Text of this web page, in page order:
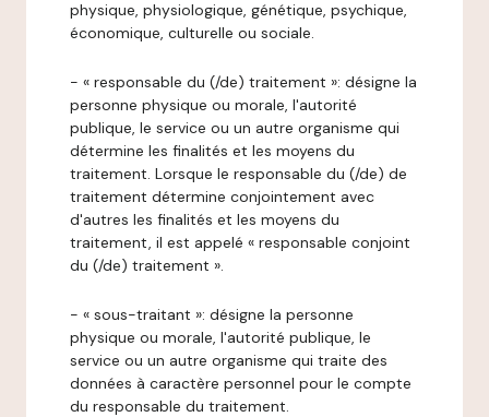
physique, physiologique, génétique, psychique,
économique, culturelle ou sociale.
- « responsable du (/de) traitement »: désigne la
personne physique ou morale, l'autorité
publique, le service ou un autre organisme qui
détermine les finalités et les moyens du
traitement. Lorsque le responsable du (/de) de
traitement détermine conjointement avec
d'autres les finalités et les moyens du
traitement, il est appelé « responsable conjoint
du (/de) traitement ».
- « sous-traitant »: désigne la personne
physique ou morale, l'autorité publique, le
service ou un autre organisme qui traite des
données à caractère personnel pour le compte
du responsable du traitement.